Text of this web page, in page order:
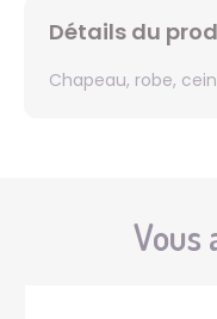
Détails du
Chapeau, robe,
Vous